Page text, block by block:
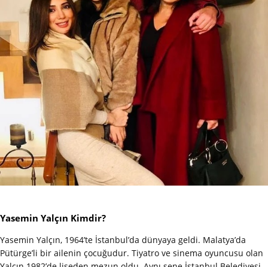
Yasemin Yalçın Kimdir?
Yasemin Yalçın, 1964’te İstanbul’da dünyaya geldi. Malatya’da
Pütürge’li bir ailenin çocuğudur. Tiyatro ve sinema oyuncusu olan